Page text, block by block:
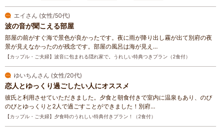
エイさん (女性/50代)
波の音が聞こえる部屋
部屋の前がすぐ海で景色が良かったです。夜に雨が降り出し霧が出て別府の夜
景が見えなかったのが残念です。部屋の風呂は海が見え…
【カップル・ご夫婦】波音に包まれる隠れ家で。うれしい特典つきプラン（2食付）
ゆいちんさん (女性/20代)
恋人とゆっくり過ごしたい人にオススメ
彼氏と利用させていただきました。夕食と朝食付きで室内に温泉もあり、のび
のびとゆっくりと2人で過ごすことができました！別府…
【カップル・ご夫婦】夕食時のうれしい特典付きプラン！（2食付）